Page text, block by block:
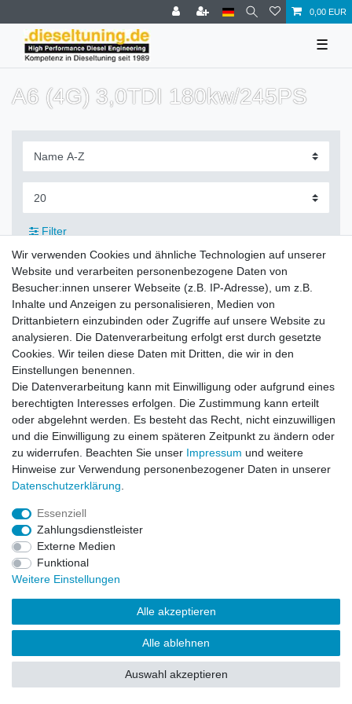
0,00 EUR
☰
A6 (4G) 3,0TDI 180kw/245PS
Filter
Zahlung und Versand
Daten­schutz­erklärung
Barrierefreiheitserklärung Widerrufs­recht
Vertrag widerrufen
© Copyright 2026 | Alle Rechte vorbehalten.
Wir verwenden Cookies und ähnliche Technologien auf unserer
Website und verarbeiten personenbezogene Daten von
Besucher:innen unserer Webseite (z.B. IP-Adresse), um z.B.
Inhalte und Anzeigen zu personalisieren, Medien von
Drittanbietern einzubinden oder Zugriffe auf unsere Website zu
analysieren. Die Datenverarbeitung erfolgt erst durch gesetzte
Cookies. Wir teilen diese Daten mit Dritten, die wir in den
Einstellungen benennen.
Die Datenverarbeitung kann mit Einwilligung oder aufgrund eines
berechtigten Interesses erfolgen. Die Zustimmung kann erteilt
oder abgelehnt werden. Es besteht das Recht, nicht einzuwilligen
und die Einwilligung zu einem späteren Zeitpunkt zu ändern oder
zu widerrufen. Beachten Sie unser Impressum und weitere
Hinweise zur Verwendung personenbezogener Daten in unserer
Daten­schutz­erklärung
Essenziell
Zahlungsdienstleister
Externe Medien
Funktional
Weitere Einstellungen
Alle akzeptieren
Alle ablehnen
Auswahl akzeptieren